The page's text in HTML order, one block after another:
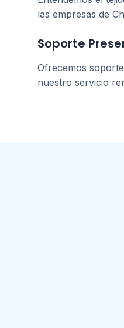
las empresas de
Soporte
Ofrecemos
nuestro servicio